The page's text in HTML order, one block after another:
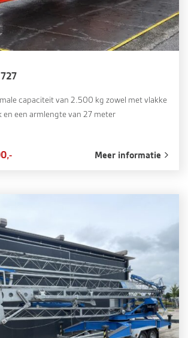
capaciteit van 2.500 kg zowel met vlakke
en een armlengte van 27 meter
Meer informatie